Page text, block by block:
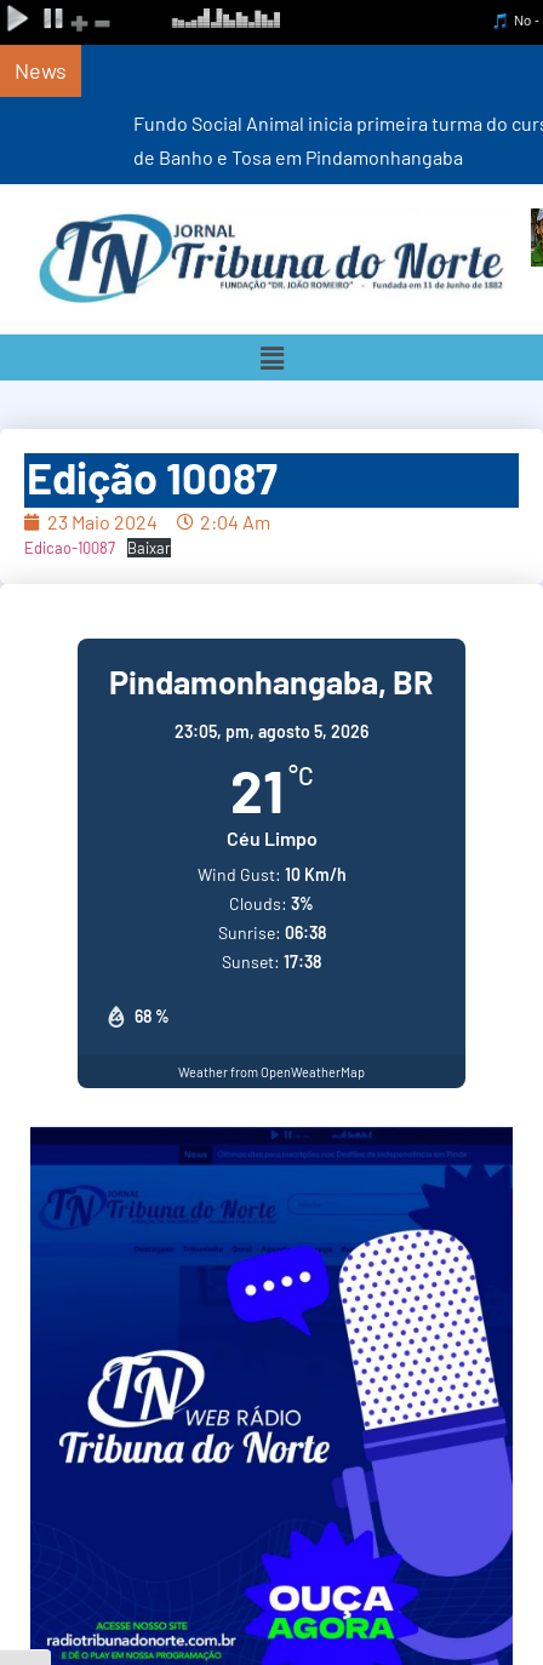
News
Fundo Social Animal inicia primeira turma do curso gratuito
de Banho e Tosa em Pindamonhangaba
Edição 10087
23 Maio 2024 2:04 Am
Edicao-10087 Baixar
Pindamonhangaba, BR
23:05, pm, agosto 5, 2026
21 °C
Céu Limpo
68 %
Wind Gust: 10 Km/h
Clouds: 3%
Sunrise: 06:38
Sunset: 17:38
Weather from OpenWeatherMap